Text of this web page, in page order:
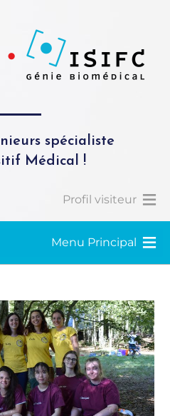
spécialiste
Médical !
Profil visiteur
Menu Principal